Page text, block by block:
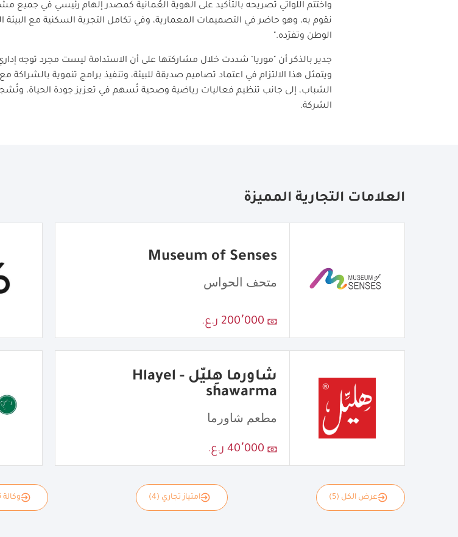
واختتم اللواتي تصريحه بالتأكيد على الهوية العُمانية كمصدر إلهام رئيسي في جميع
نقوم به، وهو حاضر في التصميمات المعمارية، وفي تكامل التجربة السكنية مع
الوطن وتفرّده."
جدير بالذكر أن "موريا" شددت خلال مشاركتها على أن الاستدامة ليست مجرد توجه
ويتمثل هذا الالتزام في اعتماد تصاميم صديقة للبيئة، وتنفيذ برامج تنموية
الشباب، إلى جانب تنظيم فعاليات رياضية وصحية تُسهم في تعزيز جودة الحياة،
الشركة.
العلامات التجارية المميزة
Museum of Senses
متحف الحواس
200٬000 ر.ع.
شاورما هِليّل - Hlayel
shawarma
مطعم شاورما
40٬000 ر.ع.
عرض الكل (5) امتياز تجاري (4) وكالة